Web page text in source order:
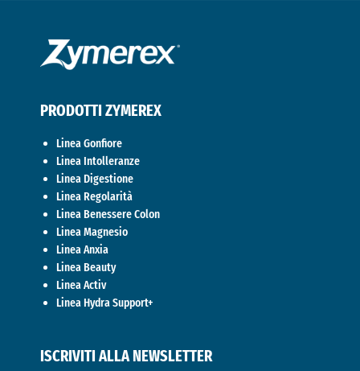
PRODOTTI ZYMEREX
Linea Gonfiore
Linea Intolleranze
Linea Digestione
Linea Regolarità
Linea Benessere Colon
Linea Magnesio
Linea Anxia
Linea Beauty
Linea Activ
Linea Hydra Support+
ISCRIVITI ALLA NEWSLETTER